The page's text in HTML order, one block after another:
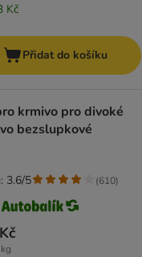
Kč
Přidat do košíku
krmivo pro divoké
bezslupkové
3.6/5 (610)